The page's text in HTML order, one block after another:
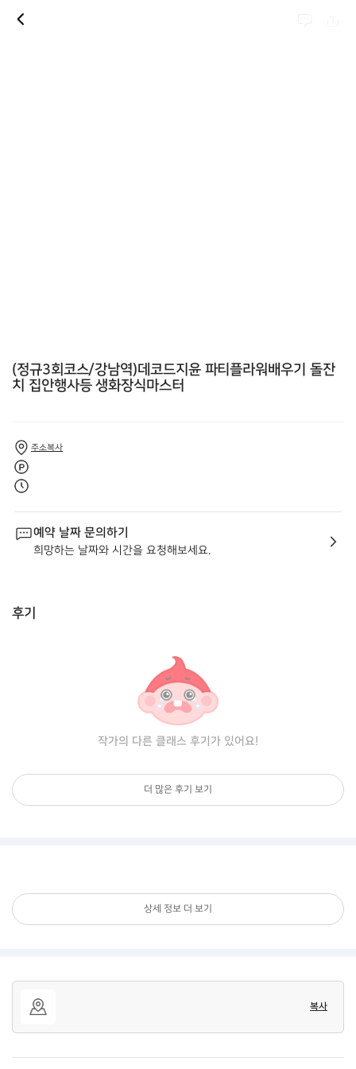
(정규3회코스/강남역)데코드지윤 파티플라워배우기 돌잔
치 집안행사등 생화장식마스터
주소복사
예약 날짜 문의하기
희망하는 날짜와 시간을 요청해보세요.
후기
작가의 다른 클래스 후기가 있어요!
더 많은 후기 보기
상세 정보 더 보기
복사